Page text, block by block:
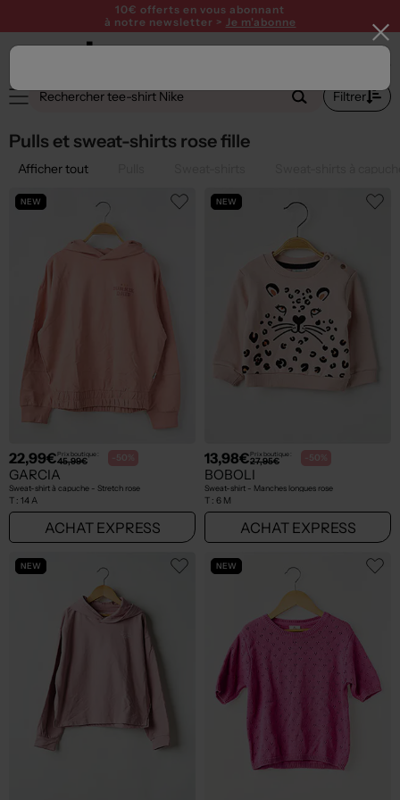
10€ offerts en vous abonnant
à notre newsletter > Je m'abonne
Filtrer
Pulls et sweat-shirts rose fille
Afficher tout
NEW
22,99€Prix boutique :
45,99€ -50%
GARCIA
Sweat-shirt à capuche - Stretch rose
T : 14 A
ACHAT EXPRESS
NEW
13,98€Prix boutique :
27,95€ -50%
BOBOLI
Sweat-shirt - Manches longues rose
T : 6 M
ACHAT EXPRESS
NEW NEW